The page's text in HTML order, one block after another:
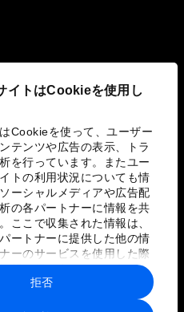
イトはCookieを使用し
Cookieを使って、ユーザー
テンツや広告の表示、トラ
を行っています。またユー
トの利用状況についても情
ーシャルメディアや広告配
の各パートナーに情報を共
ここで収集された情報は、
ートナーに提供した他の情
ーのサービスを使用した際
報と組み合わされ、各パー
使用されることがありま
拒否
シーと利用規約